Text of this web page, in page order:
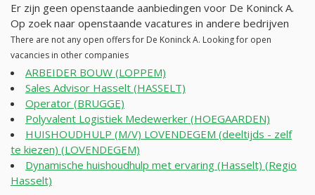
Er zijn geen openstaande aanbiedingen voor De Koninck A.
Op zoek naar openstaande vacatures in andere bedrijven
There are not any open offers for De Koninck A. Looking for open
vacancies in other companies
ARBEIDER BOUW (LOPPEM)
Sales Advisor Hasselt (HASSELT)
Operator (BRUGGE)
Polyvalent Logistiek Medewerker (HOEGAARDEN)
HUISHOUDHULP (M/V) LOVENDEGEM (deeltijds - zelf
te kiezen) (LOVENDEGEM)
Dynamische huishoudhulp met ervaring (Hasselt) (Regio
Hasselt)